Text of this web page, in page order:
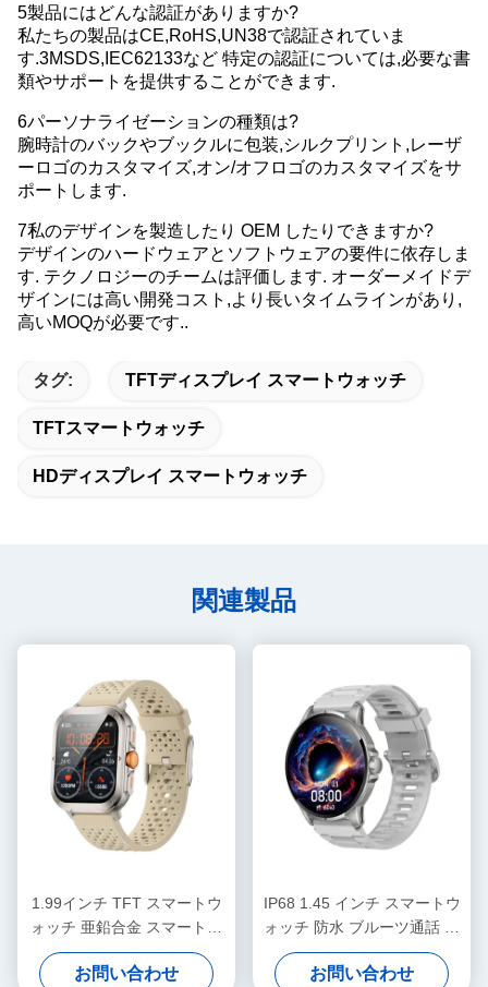
5製品にはどんな認証がありますか?
私たちの製品はCE,RoHS,UN38で認証されていま
す.3MSDS,IEC62133など 特定の認証については,必要な書
類やサポートを提供することができます.
6パーソナライゼーションの種類は?
腕時計のバックやブックルに包装,シルクプリント,レーザ
ーロゴのカスタマイズ,オン/オフロゴのカスタマイズをサ
ポートします.
7私のデザインを製造したり OEM したりできますか?
デザインのハードウェアとソフトウェアの要件に依存しま
す. テクノロジーのチームは評価します. オーダーメイドデ
ザインには高い開発コスト,より長いタイムラインがあり,
高いMOQが必要です..
タグ: TFTディスプレイ スマートウォッチ
TFTスマートウォッチ
HDディスプレイ スマートウォッチ
関連製品
1.99インチ TFT スマートウ
ォッチ 亜鉛合金 スマートウ
ォッチ HDディスプレイ
お問い合わせ
IP68 1.45 インチ スマートウ
ォッチ 防水 ブルーツ通話 ス
マートウォッチ HDディスプ
レイ
お問い合わせ